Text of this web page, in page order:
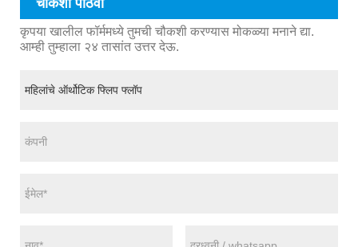
चौकशी पाठवा
कृपया खालील फॉर्ममध्ये तुमची चौकशी करण्यास मोकळ्या मनाने द्या.
आम्ही तुम्हाला २४ तासांत उत्तर देऊ.